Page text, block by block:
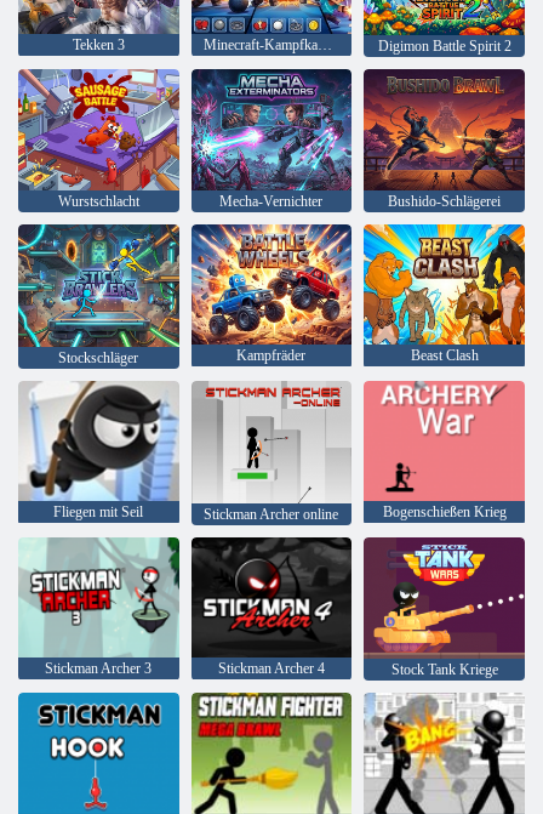
Tekken 3 Minecraft-Kampfkampf Digimon Battle Spirit 2
Wurstschlacht Mecha-Vernichter Bushido-Schlägerei
Stockschläger Kampfräder Beast Clash
Fliegen mit Seil Stickman Archer online Bogenschießen Krieg
Stickman Archer 3 Stickman Archer 4 Stock Tank Kriege